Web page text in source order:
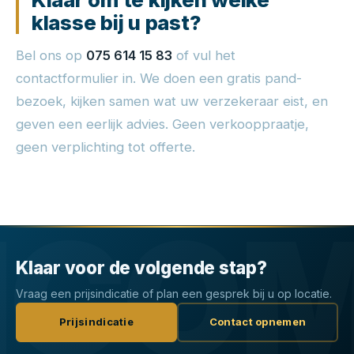
klasse bij u past?
Bel ons op 075 614 15 83 of vul het
contactformulier in. We doen een gratis pand-
bezoek, kijken samen wat uw verzekeraar eist, en
geven een eerlijk advies. Geen verkooppraatje,
geen verplichting tot offerte.
Klaar voor de volgende stap?
Vraag een prijsindicatie of plan een gesprek bij u op locatie.
Prijsindicatie Contact opnemen